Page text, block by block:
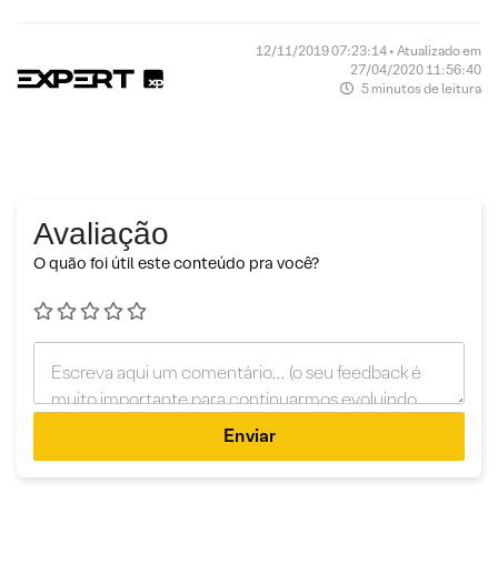
12/11/2019 07:23:14 • Atualizado em
27/04/2020 11:56:40
5 minutos de leitura
Avaliação
O quão foi útil este conteúdo pra você?
Enviar